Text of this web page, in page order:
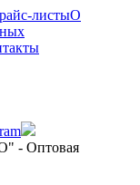
листыО
- Оптовая